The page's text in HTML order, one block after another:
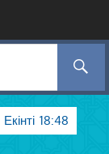
Екінті 18:48